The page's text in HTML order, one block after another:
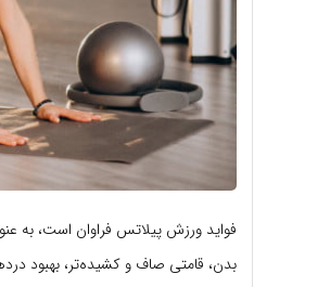
فواید ورزش پیلاتس فراوان است، به
بدن، قامتی صاف و کشیده‌تر، بهبود